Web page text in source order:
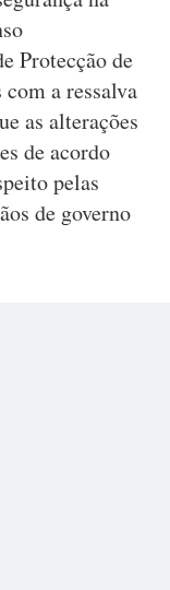
Protecção de
a ressalva
as alterações
de acordo
pelas
de governo